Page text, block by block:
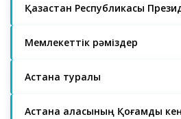
Қазақстан Республикасы
Мемлекеттік рәміздер
Астана туралы
Астана қаласының Қоғамдық